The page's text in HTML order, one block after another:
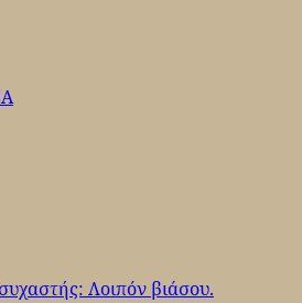
Λοιπόν βιάσου.